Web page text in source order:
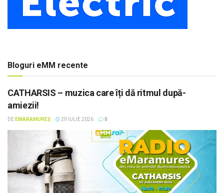
Bloguri eMM recente
CATHARSIS – muzica care îți dă ritmul după-
amiezii!
DE EMARAMUREȘ 29 IULIE 2026 0